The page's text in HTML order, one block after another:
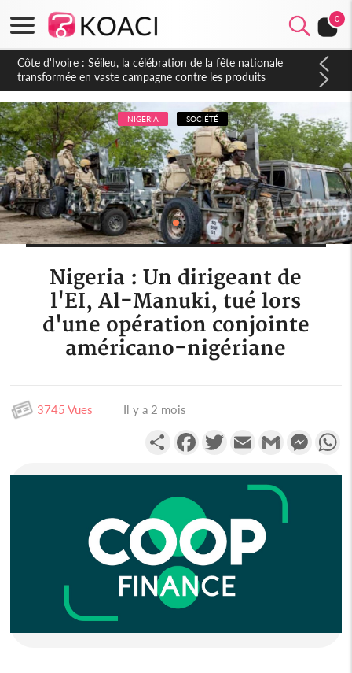
0
Côte d'Ivoire : Séileu, la célébration de la fête nationale
transformée en vaste campagne contre les produits
dépigmentants dangereux
NIGERIA SOCIÉTÉ
Nigeria : Un dirigeant de
l'EI, Al-Manuki, tué lors
d'une opération conjointe
américano-nigériane
3745 Vues Il y a 2 mois
PartagerFacebookTwitterEmail Gmail